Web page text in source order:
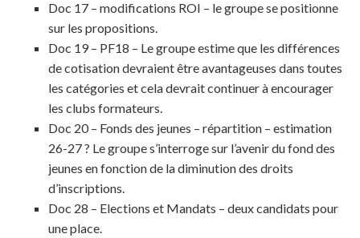
Doc 17 – modifications ROI – le groupe se positionne
sur les propositions.
Doc 19 – PF18 – Le groupe estime que les différences
de cotisation devraient être avantageuses dans toutes
les catégories et cela devrait continuer à encourager
les clubs formateurs.
Doc 20 – Fonds des jeunes – répartition – estimation
26-27 ? Le groupe s’interroge sur l’avenir du fond des
jeunes en fonction de la diminution des droits
d’inscriptions.
Doc 28 – Elections et Mandats – deux candidats pour
une place.